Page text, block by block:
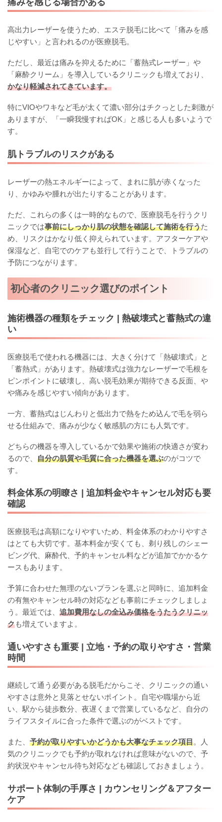
痛みを感じる場合がある
高出力レーザーを使うため、エステ脱毛に比べて「痛みを感
じやすい」と言われるのが医療脱毛。
ただし、最近は痛みを抑えるために「蓄熱式レーザー」や
「麻酔クリーム」を導入しているクリニックも増えており、
かなり軽減されてきています。
特にVIOやワキなど毛が太くて濃い部分はチクっとした刺激が
ありますが、「一瞬我慢すればOK」と感じる人も多いようで
す。
肌トラブルのリスクがある
レーザーの熱エネルギーによって、まれに肌が赤くなった
り、かゆみや腫れが出たりすることがあります。
ただ、これらの多くは一時的なもので、医療脱毛を行うクリ
ニックでは事前にしっかり肌の状態を確認して施術を行うた
め、リスクはかなり低く抑えられています。アフターケアや
保湿など、自宅でのケアも並行して行うことで、トラブルの
予防につながります。
初心者のクリニック選びのポイント
施術機器の種類をチェック | 熱破壊式と蓄熱式の違
い
医療脱毛で使われる機器には、大きく分けて「熱破壊式」と
「蓄熱式」があります。熱破壊式は強力なレーザーで毛根を
ピンポイントに破壊し、高い脱毛効果が期待できる反面、や
や痛みを感じやすい傾向があります。
一方、蓄熱式はじんわりと低出力で熱をため込んで毛を弱ら
せる仕組みで、痛みが少なく敏感肌の方にも人気です。
どちらの機器を導入しているかで効果や施術の快適さが変わ
るので、 自分の肌質や毛質に合った機器を選ぶのがコツで
す。
料金体系の明瞭さ | 追加料金やキャンセル対応も要
確認
医療脱毛は高額になりやすいため、料金体系のわかりやすさ
はとても大切です。基本料金が安くても、剃り残しのシェー
ビング代、麻酔代、予約キャンセル料などが追加でかかるケ
ースもあります。
予算に合わせた無理のないプランを選ぶと同時に、追加料金
の有無やキャンセル時の対応なども事前にチェックしましょ
う。最近では、 追加費用なしの全込み価格をうたうクリニッ
クも増えていますよ。
通いやすさも重要 | 立地・予約の取りやすさ・営業
時間
継続して通う必要がある脱毛だからこそ、クリニックの通い
やすさは意外と見落とせないポイント。自宅や職場から近
い、駅から徒歩数分、夜遅くまで営業しているなど、自分の
ライフスタイルに合った条件で選ぶのがベストです。
また、 予約が取りやすいかどうかも大事なチェック項目。人
気のクリニックでも予約が取れなければ意味がないので、予
約状況やキャンセル待ち対応なども確認しておきましょう。
サポート体制の手厚さ | カウンセリング＆アフター
ケア